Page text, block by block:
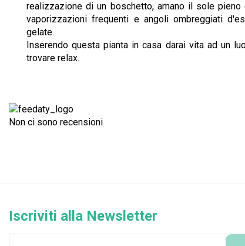
realizzazione di un boschetto, amano il sole
vaporizzazioni frequenti e angoli ombreggiati
gelate.
Inserendo questa pianta in casa darai vita ad un
trovare relax.
Non ci sono recensioni
Iscriviti alla Newsletter